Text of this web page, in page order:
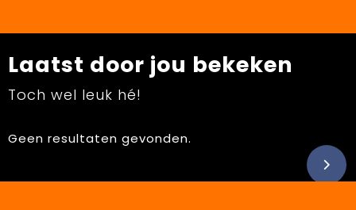
Laatst door jou bekeken
Toch wel leuk hé!
Geen resultaten gevonden.